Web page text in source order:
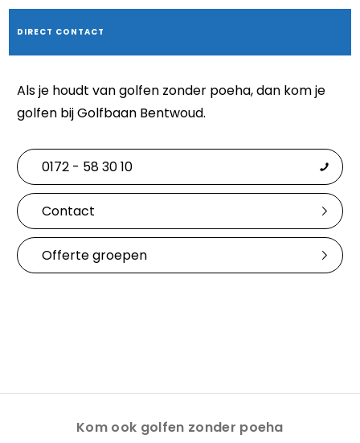
DIRECT CONTACT
Als je houdt van golfen zonder poeha, dan kom je
golfen bij Golfbaan Bentwoud.
0172 - 58 30 10
Contact
Offerte groepen
Kom ook golfen zonder poeha